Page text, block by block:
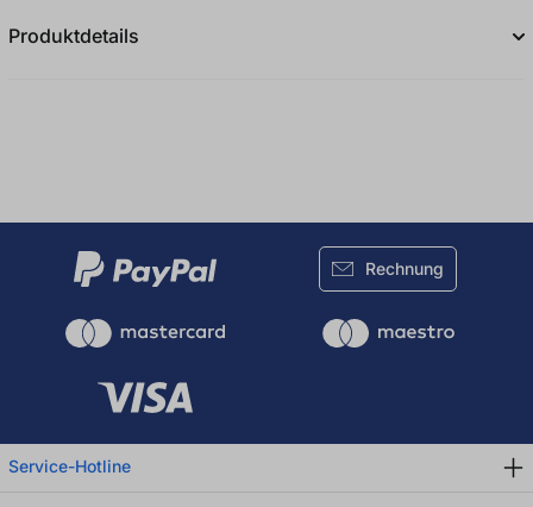
Produktdetails
Rechnung
Service-Hotline